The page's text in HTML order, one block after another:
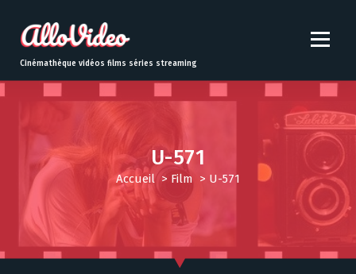
t
o
Cinémathèque vidéos films séries streaming
U-571
Accueil> Film > U-571